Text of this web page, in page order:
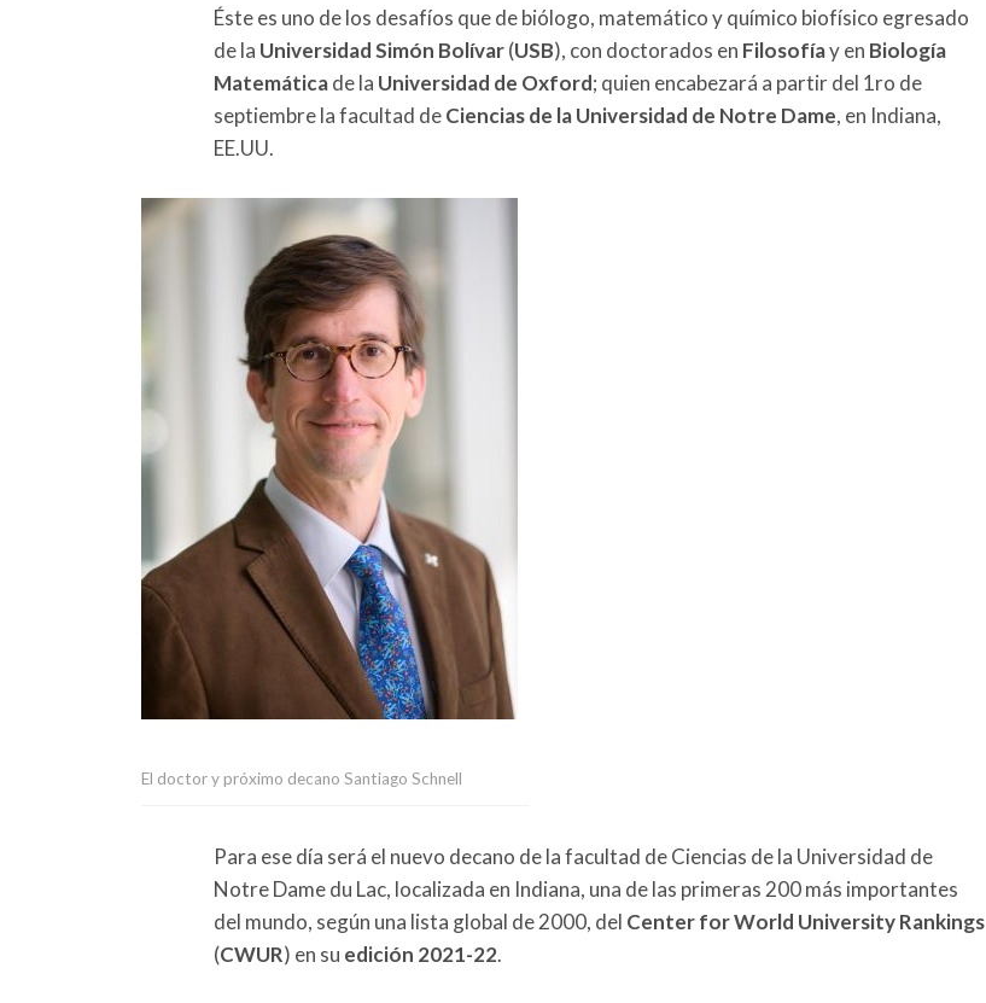
Éste es uno de los desafíos que de biólogo, matemático y químico biofísico egresado
de la Universidad Simón Bolívar(USB), con doctorados en Filosofíay en Biología
Matemáticade la Universidad de Oxford; quien encabezará a partir del 1ro de
septiembre la facultad deCiencias de la Universidad de Notre Dame, en Indiana,
EE.UU.
El doctor y próximo decano Santiago Schnell
Para ese día será el nuevo decano de la facultad de Ciencias de la Universidad de
Notre Dame du Lac, localizada en Indiana, una de las primeras 200 más importantes
del mundo, según una lista global de 2000, del Center for World University Rankings
(CWUR) en su edición 2021-22.